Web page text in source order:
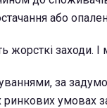
або
жорсткі заходи.
за
умовах